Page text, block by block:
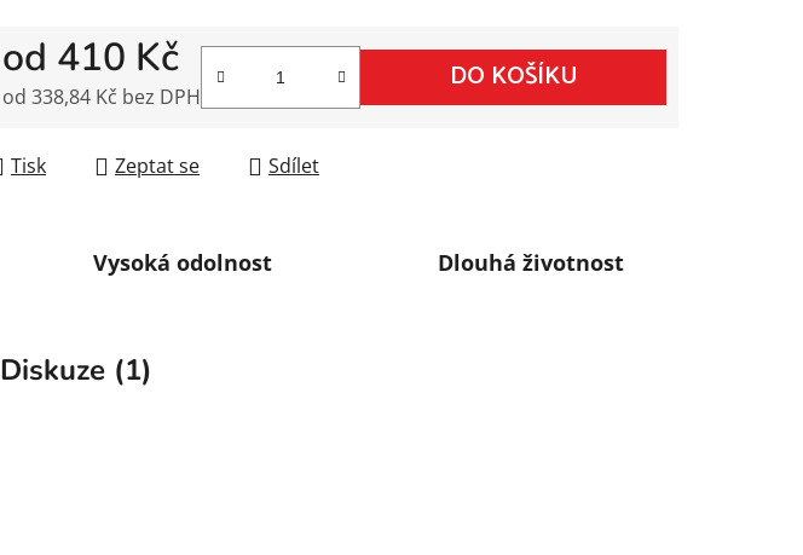
od 410 Kč
od 338,84 Kč bez DPH
DO KOŠÍKU
Tisk Zeptat se Sdílet
Vysoká odolnost Dlouhá životnost
Diskuze (1)